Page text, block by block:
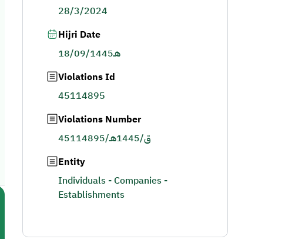
28/3/2024
Hijri Date
18/09/1445هـ
Violations Id
45114895
Violations Number
45114895/ق/1445هـ
Entity
Individuals - Companies -
Establishments